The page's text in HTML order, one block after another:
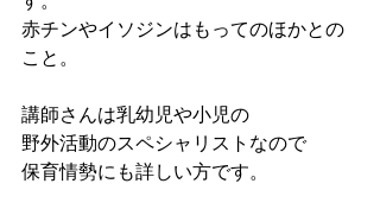
赤チンやイソジンはもってのほかとの
こと。
講師さんは乳幼児や小児の
野外活動のスペシャリストなので
保育情勢にも詳しい方です。